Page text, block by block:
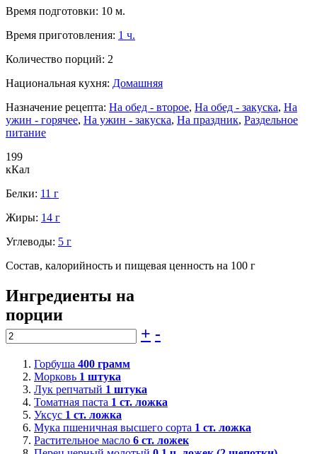
Время подготовки: 10 м.
Время приготовления: 1 ч.
Количество порций: 2
Национальная кухня: Домашняя
Назначение рецепта: На обед - второе, На обед - закуска, На
ужин - горячее, На ужин - закуска, На праздник, Раздельное
питание
199
кКал
Белки: 11 г
Жиры: 14 г
Углеводы: 5 г
Состав, калорийность и пищевая ценность на 100 г
Ингредиенты на
порции
+ -
Горбуша 400 грамм
Морковь 1 штука
Лук репчатый 1 штука
Томатная паста 1 ст. ложка
Уксус 1 ст. ложка
Мука пшеничная высшего сорта 1 ст. ложка
Растительное масло 6 ст. ложек